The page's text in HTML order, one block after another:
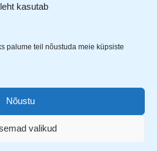
kasutab
palume teil nõustuda meie küpsiste
Nõustu
valikud
on helkurriba.